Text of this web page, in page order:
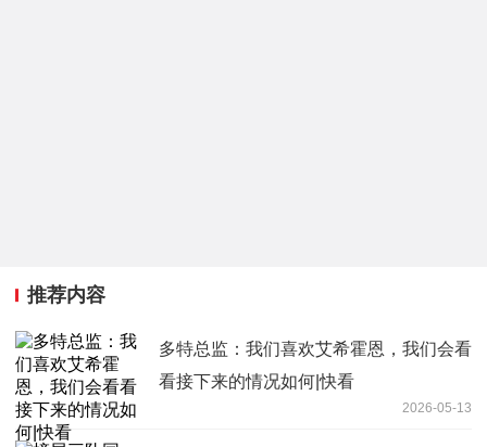
推荐内容
多特总监：我们喜欢艾希霍恩，我们会看
看接下来的情况如何|快看
2026-05-13